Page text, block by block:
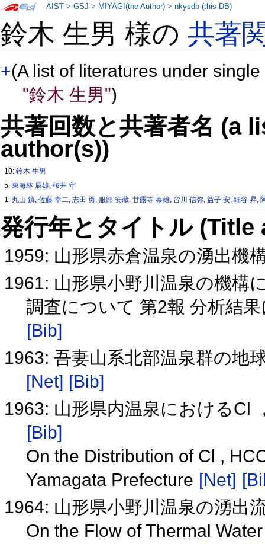
鈴木 生男 様の共著
+(A list of literatures under
"鈴木 生男")
共著回数と共著者名 (a
author(s))
10:鈴木 生男
5:東海林 辰雄,桜井 守
1: 丸山 鎮,佐藤 幸二,志田 勇, 服部 安蔵,甘露寺 泰雄, 皆川 信弥,益子 安,細谷 昇,
発行年とタイトル
1959: 山形県赤倉温泉の湧出機
1961: 山形県小野川温泉の機構
調査について 第2報 分析結
[Bib]
1963: 吾妻山系北部温泉群の地
[Net] [Bib]
1963: 山形県内温泉におけるCl
[Bib]
On the Distribution of Cl ,
Yamagata Prefecture [Net]
1964: 山形県小野川温泉の湧出
On the Flow of Thermal
AIST >GSJ > MIYAGI(the Author) >nkysdb (this DB)